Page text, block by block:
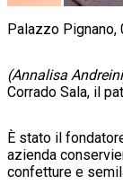
Palazzo Pignano,
(Annalisa
Corrado Sala, il
È stato il
azienda
confetture e